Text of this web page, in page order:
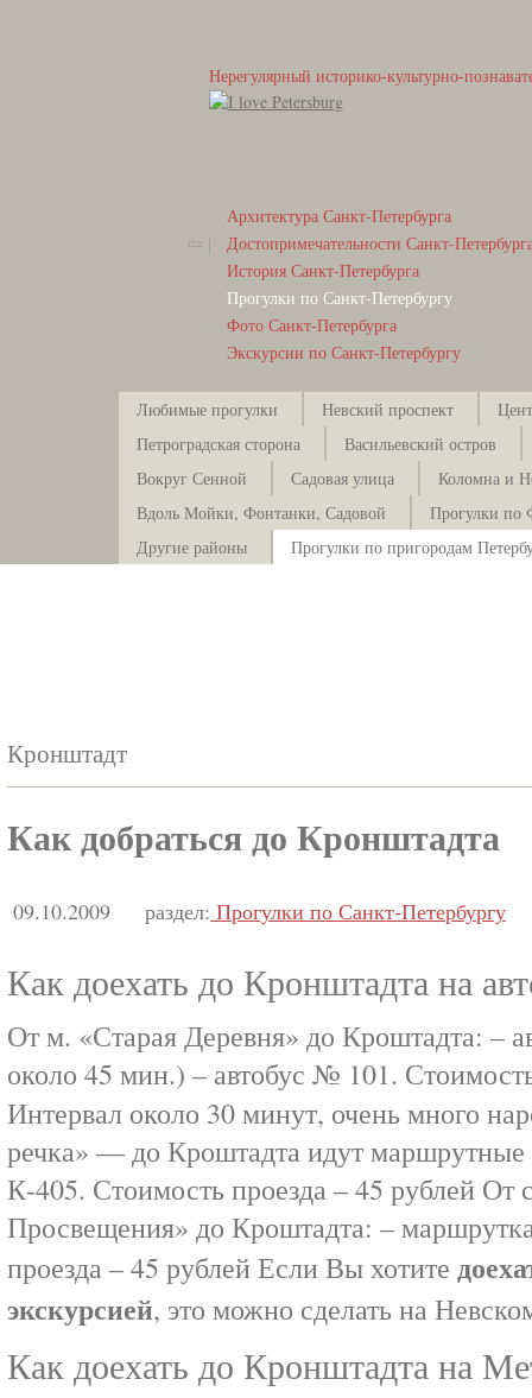
Нерегулярный историко-культурно-
Архитектура Санкт-Петербурга
Достопримечательности Санкт-
История Санкт-Петербурга
Прогулки по Санкт-Петербургу
Фото Санкт-Петербурга
Экскурсии по Санкт-Петербургу
Любимые прогулки Невский проспект
Петроградская сторона
Васильевский остров
Вокруг Сенной
Садовая улица
Коломна и
Вдоль Мойки, Фонтанки, Садовой
Прогулки по
Другие районы
Прогулки по пригородам
Кронштадт
Как добраться до Кронштадта
09.10.2009 раздел: Прогулки по Санкт-Петербургу
Как доехать до Кронштадта на
От м. «Старая Деревня» до Кроштадта: –
около 45 мин.) – автобус № 101.
Интервал около 30 минут, очень много
речка» — до Кроштадта идут
К-405. Стоимость проезда – 45 рублей От
Просвещения» до Кроштадта: –
проезда – 45 рублей Если Вы хотите
экскурсией, это можно сделать на
Как доехать до Кронштадта на